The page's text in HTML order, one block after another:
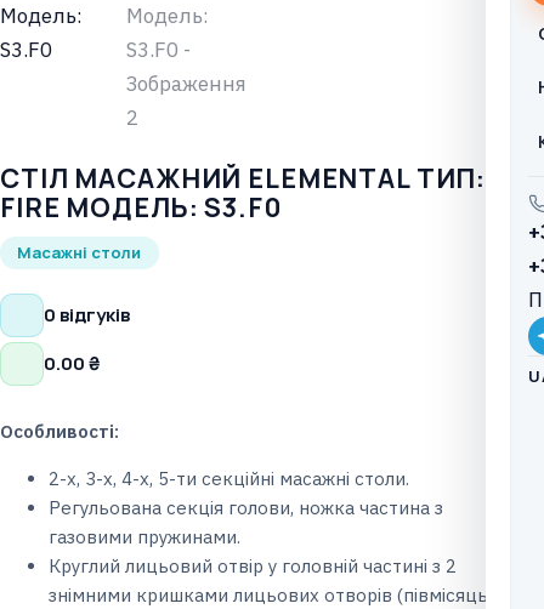
СТІЛ МАСАЖНИЙ ELEMENTAL ТИП:
FIRE МОДЕЛЬ: S3.F0
Масажні столи
0 відгуків
0.00₴
Особливості:
2-х, 3-х, 4-х, 5-ти секційні масажні столи.
Регульована секція голови, ножка частина з
газовими пружинами.
Круглий лицьовий отвір у головній частині з 2
знімними кришками лицьових отворів (півмісяць,